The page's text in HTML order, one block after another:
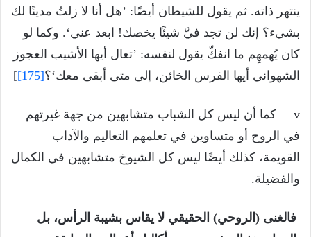
ينتهر ذاته. ثم يقول للشيطان أيضًا: ’هل أنا لا زلتُ مدينًا لك
بشيء؟ إنك لن تجد فيَّ شيئًا يخصك! ابعد عني‘. وكما لو
كان يُهمهِم ما انفكّ يقول لنفسه: ’تعال أيها الأشيب العجوز
الشهواني أيها الفرس الخائن، إلى متى أبقى معك‘؟[175]
]
v كما أن ليس كل الشباب متشابهين من جهة غيرتهم
في الروح أو متساوين في تعلمهم التعاليم والآداب
القويمة، كذلك أيضًا ليس كل الشيوخ متشابهين في الكمال
والفضيلة.
فالغنى (الروحي) الحقيقي لا يقاس بشيبة الرأس، بل